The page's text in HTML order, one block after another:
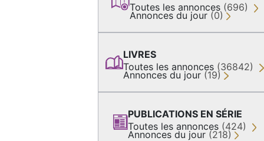
Toutes les annonces (696)
Annonces du jour (0)
LIVRES
Toutes les annonces (36842)
Annonces du jour (19)
PUBLICATIONS EN SÉRIE
Toutes les annonces (424)
Annonces du jour (218)